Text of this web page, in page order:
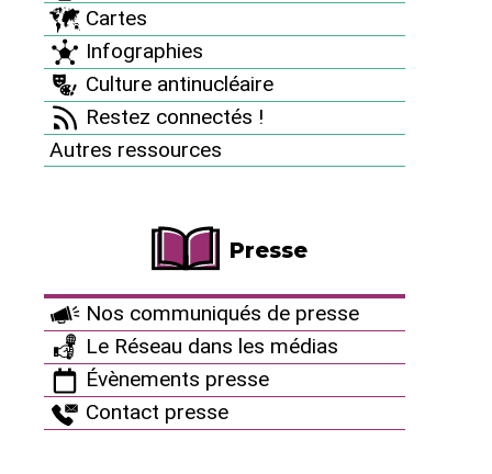
Cartes
Infographies
Culture antinucléaire
Restez connectés !
Autres ressources
Presse
Nos communiqués de presse
Le Réseau dans les médias
Évènements presse
Contact presse
Infographies
Culture antinucléaire
La playlist antinucléaire
Archives : Des artistes avec nous
Autres ressources
Ça peut aussi vous
intéresser